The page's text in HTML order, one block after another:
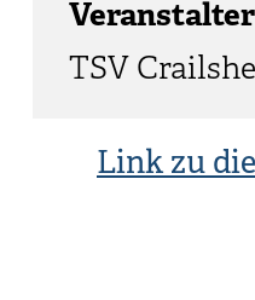
Veranstalter
TSV
Link zu